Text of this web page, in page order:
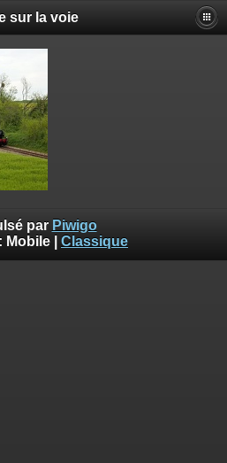
sur la voie
par Piwigo
Mobile Classique